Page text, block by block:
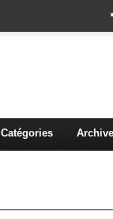
Catégories